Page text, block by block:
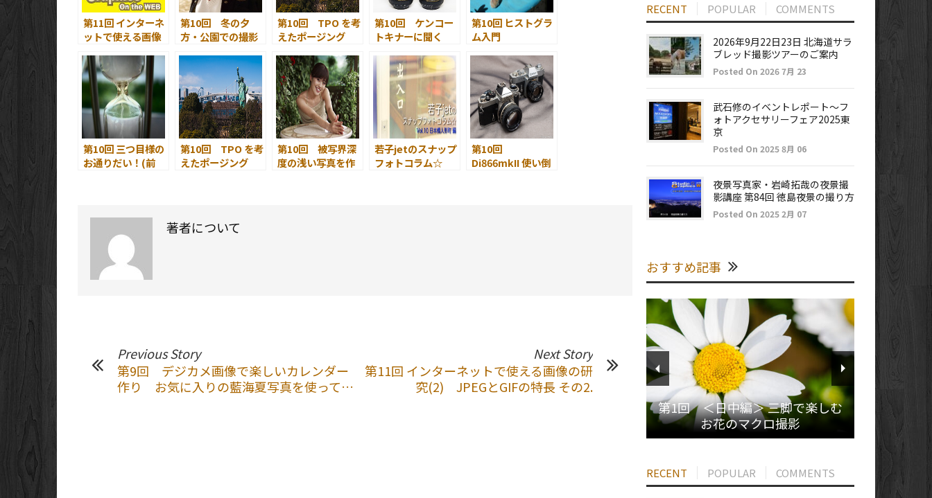
第11回 インターネ
ットで使える画像
とGIFの特長 その
2.
第10回 冬の夕
方・公園での撮影
第10回 TPO を考
えたポージング
第10回 ケンコー
トキナーに聞く
対応した２つの広
角レンズへのコダ
第10回 ヒストグラ
ム入門
第10回 三つ目様の
お通りだい！(前
第10回 TPO を考
えたポージング
第10回 被写界深
度の浅い写真を作
若子jetのスナップ
フォトコラム☆
第10回
Di866mkII 使い倒
著者について
Previous Story
第9回 デジカメ画像で楽しいカレンダー
作り お気に入りの藍海夏写真を使って…
Next Story
第11回 インターネットで使える画像の研
究(2) JPEGとGIFの特長 その2.
RECENT POPULAR COMMENTS
2026年9月22日23日 北海道サラ
ブレッド撮影ツアーのご案内
Posted On 2026 7月 23
武石修のイベントレポート～フ
ォトアクセサリーフェア2025東
京
Posted On 2025 8月 06
夜景写真家・岩崎拓哉の夜景撮
影講座 第84回 徳島夜景の撮り方
Posted On 2025 2月 07
おすすめ記事
第1回 ＜日中編＞ 三脚で楽しむ
お花のマクロ撮影
RECENT POPULAR COMMENTS